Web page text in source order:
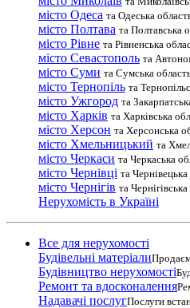
місто Одеса та Одеська
місто Полтава та Полтавська
місто Рівне та Рівненська
місто Севастополь та
місто Суми та Сумська
місто Тернопіль та
місто Ужгород та
місто Харків та Харківська
місто Херсон та Херсонська
місто Хмельницький та
місто Черкаси та Черкаська
місто Чернівці та
місто Чернігів та
Нерухомість в Україні
Все для нерухомості
Будівельні матеріали
Будівництво нерухомості
Ремонт та вдосконалення
Надавачі послугПослуги